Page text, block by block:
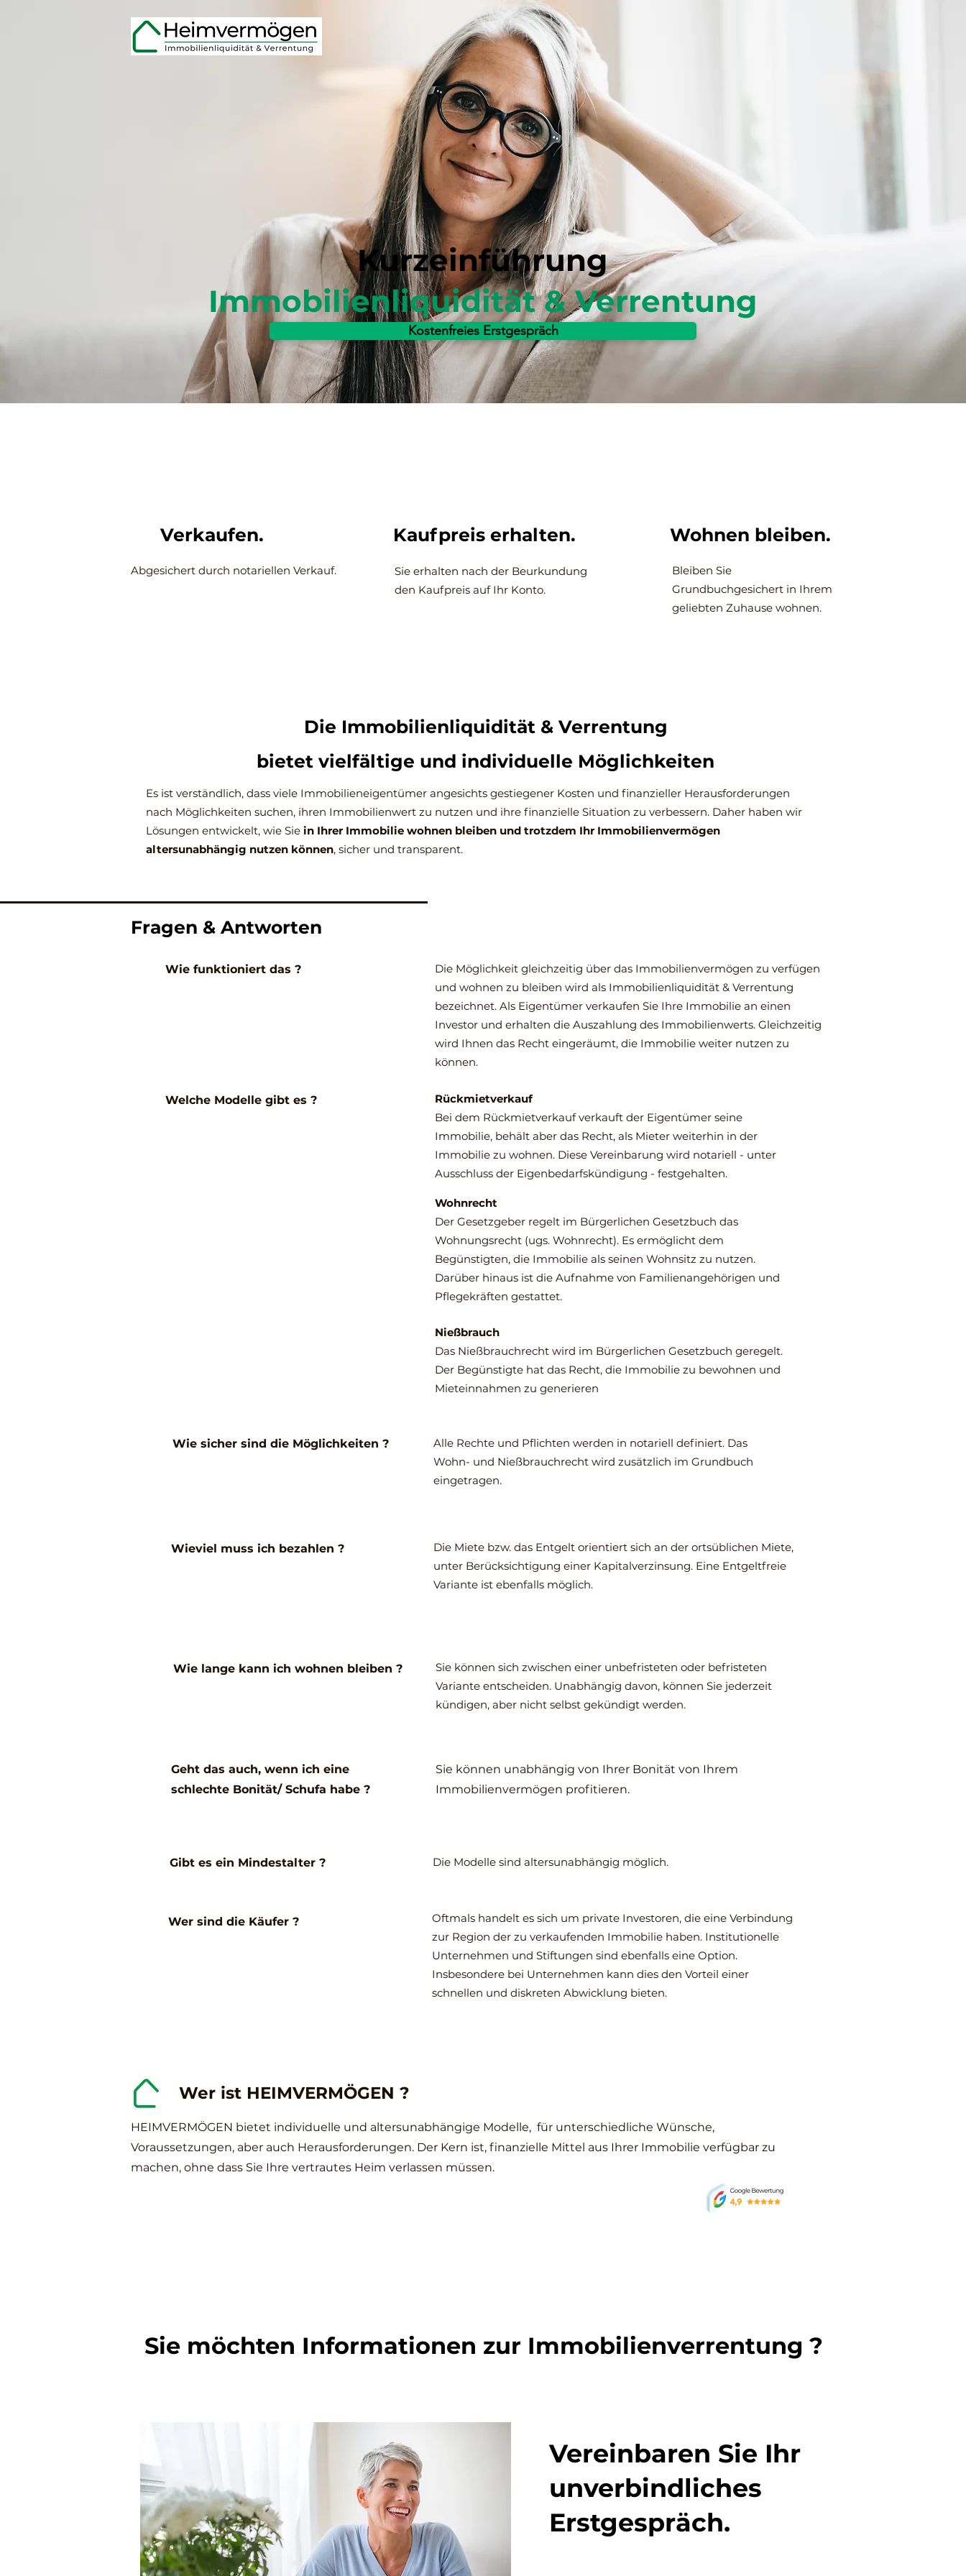
Kurzeinführung
Immobilienliquidität & Verrentung
Kostenfreies Erstgespräch
Verkaufen.
Abgesichert durch notariellen Verkauf.
Kaufpreis erhalten.
Sie erhalten nach der Beurkundung
den Kaufpreis auf Ihr Konto.
Wohnen bleiben.
Bleiben Sie
Grundbuchgesichert in Ihrem
geliebten Zuhause wohnen.
Die Immobilienliquidität & Verrentung
bietet vielfältige und individuelle Möglichkeiten
Es ist verständlich, dass viele Immobilieneigentümer angesichts gestiegener Kosten und finanzieller Herausforderungen
nach Möglichkeiten suchen, ihren Immobilienwert zu nutzen und ihre finanzielle Situation zu verbessern. Daher haben wir
Lösungen entwickelt, wie Sie in Ihrer Immobilie wohnen bleiben und trotzdem Ihr Immobilienvermögen
altersunabhängig nutzen können, sicher und transparent.
Fragen & Antworten
Wie funktioniert das ?
Welche Modelle gibt es ?
Wie sicher sind die Möglichkeiten ?
Wieviel muss ich bezahlen ?
Wie lange kann ich wohnen bleiben ?
Geht das auch, wenn ich eine
schlechte Bonität/ Schufa habe ?
Gibt es ein Mindestalter ?
Die Möglichkeit gleichzeitig über das Immobilienvermögen zu verfügen
und wohnen zu bleiben wird als Immobilienliquidität & Verrentung
bezeichnet. Als Eigentümer verkaufen Sie Ihre Immobilie an einen
Investor und erhalten die Auszahlung des Immobilienwerts. Gleichzeitig
wird Ihnen das Recht eingeräumt, die Immobilie weiter nutzen zu
können.
Rückmietverkauf
Bei dem Rückmietverkauf verkauft der Eigentümer seine
Immobilie, behält aber das Recht, als Mieter weiterhin in der
Immobilie zu wohnen. Diese Vereinbarung wird notariell - unter
Ausschluss der Eigenbedarfskündigung - festgehalten.
Wohnrecht
Der Gesetzgeber regelt im Bürgerlichen Gesetzbuch das
Wohnungsrecht (ugs. Wohnrecht). Es ermöglicht dem
Begünstigten, die Immobilie als seinen Wohnsitz zu nutzen.
Darüber hinaus ist die Aufnahme von Familienangehörigen und
Pflegekräften gestattet.
Nießbrauch
Das Nießbrauchrecht wird im Bürgerlichen Gesetzbuch geregelt.
Der Begünstigte hat das Recht, die Immobilie zu bewohnen und
Mieteinnahmen zu generieren
Alle Rechte und Pflichten werden in notariell definiert. Das
Wohn- und Nießbrauchrecht wird zusätzlich im Grundbuch
eingetragen.
Die Miete bzw. das Entgelt orientiert sich an der ortsüblichen Miete,
unter Berücksichtigung einer Kapitalverzinsung. Eine Entgeltfreie
Variante ist ebenfalls möglich.
Sie können sich zwischen einer unbefristeten oder befristeten
Variante entscheiden. Unabhängig davon, können Sie jederzeit
kündigen, aber nicht selbst gekündigt werden.
Sie können unabhängig von Ihrer Bonität von Ihrem
Immobilienvermögen profitieren.
Die Modelle sind altersunabhängig möglich.
Wer sind die Käufer ?
Oftmals handelt es sich um private Investoren, die eine Verbindung
zur Region der zu verkaufenden Immobilie haben. Institutionelle
Unternehmen und Stiftungen sind ebenfalls eine Option.
Insbesondere bei Unternehmen kann dies den Vorteil einer
schnellen und diskreten Abwicklung bieten.
Wer ist HEIMVERMÖGEN ?
HEIMVERMÖGEN bietet individuelle und altersunabhängige Modelle, für unterschiedliche Wünsche,
Voraussetzungen, aber auch Herausforderungen. Der Kern ist, finanzielle Mittel aus Ihrer Immobilie verfügbar zu
machen, ohne dass Sie Ihre vertrautes Heim verlassen müssen.
Sie möchten Informationen zur Immobilienverrentung ?
Vereinbaren Sie Ihr
unverbindliches
Erstgespräch.